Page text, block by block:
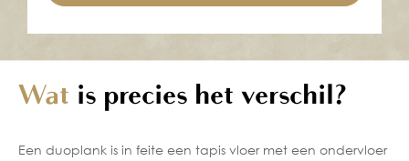
Wat is precies het verschil?
Een duoplank is in feite een tapis vloer met een ondervloer